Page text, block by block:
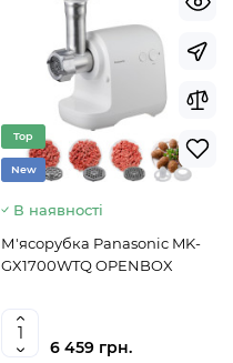
Top
New
В наявності
М'ясорубка Panasonic MK-
GX1700WTQ OPENBOX
6 459 грн.